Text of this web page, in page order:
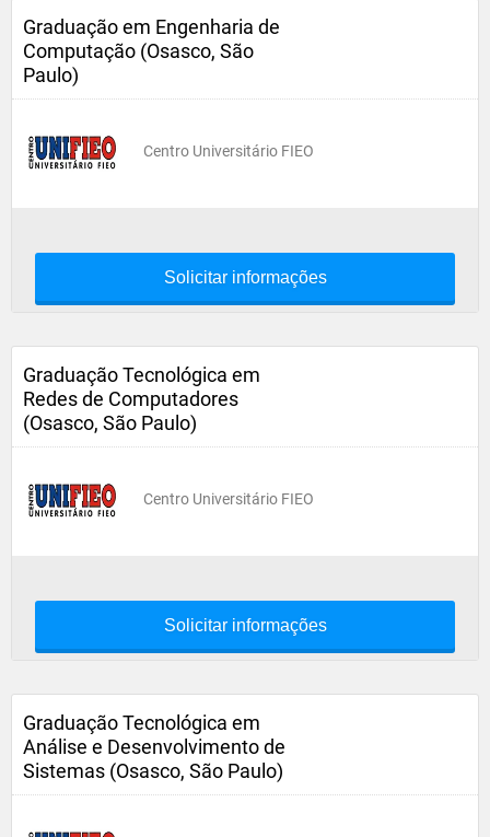
Graduação em Engenharia de
Computação (Osasco, São
Paulo)
Centro Universitário FIEO
Solicitar informações
Graduação Tecnológica em
Redes de Computadores
(Osasco, São Paulo)
Centro Universitário FIEO
Solicitar informações
Graduação Tecnológica em
Análise e Desenvolvimento de
Sistemas (Osasco, São Paulo)